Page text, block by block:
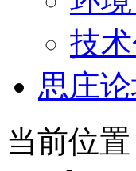
技
思庄
当前位置